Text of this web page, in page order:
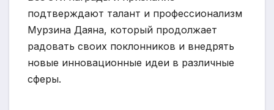
подтверждают талант и профессионализм
Мурзина Даяна, который продолжает
радовать своих поклонников и внедрять
новые инновационные идеи в различные
сферы.